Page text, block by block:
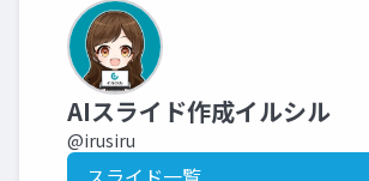
AIスライド作成イルシル
@irusiru